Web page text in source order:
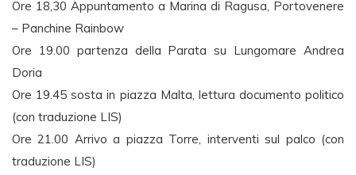
Ore 18,30 Appuntamento a Marina di Ragusa, Portovenere
– Panchine Rainbow
Ore 19.00 partenza della Parata su Lungomare Andrea
Doria
Ore 19.45 sosta in piazza Malta, lettura documento politico
(con traduzione LIS)
Ore 21.00 Arrivo a piazza Torre, interventi sul palco (con
traduzione LIS)